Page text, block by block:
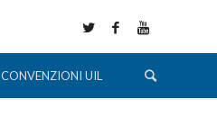
CONVENZIONI UIL